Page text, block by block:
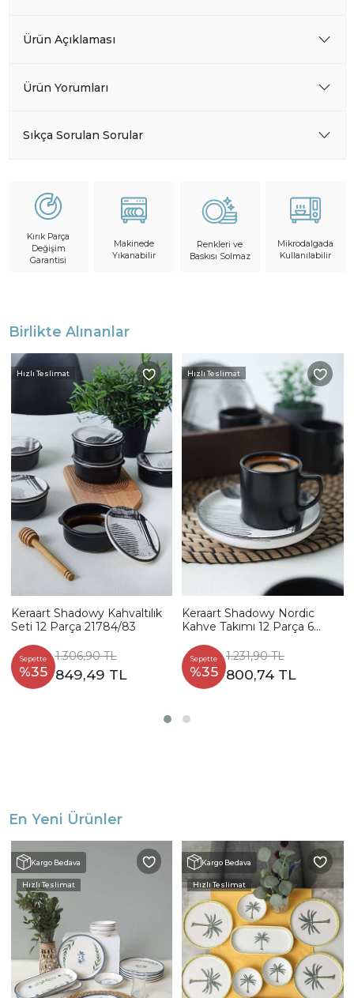
Ürün Açıklaması
Ürün Yorumları
Sıkça Sorulan Sorular
Kırık Parça
Değişim
Garantisi
Makinede
Yıkanabilir
Renkleri ve
Baskısı Solmaz
Mikrodalgada
Kullanılabilir
Birlikte Alınanlar
Hızlı Teslimat
Keraart Shadowy Kahvaltılık
Seti 12 Parça 21784/83
Sepette
%35
1.306,90 TL
849,49 TL
Hızlı Teslimat
Keraart Shadowy Nordic
Kahve Takımı 12 Parça 6
Sepette
%35
1.231,90 TL
800,74 TL
En Yeni Ürünler
Kargo Bedava
Hızlı Teslimat
Kargo Bedava
Hızlı Teslimat